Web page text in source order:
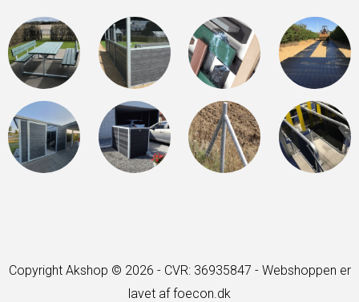
Copyright Akshop © 2026 - CVR: 36935847 - Webshoppen er
lavet af foecon.dk